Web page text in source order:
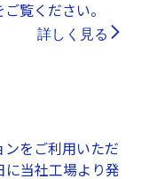
覧ください。
詳しく見る
ンをご利用いただ
に当社工場より発